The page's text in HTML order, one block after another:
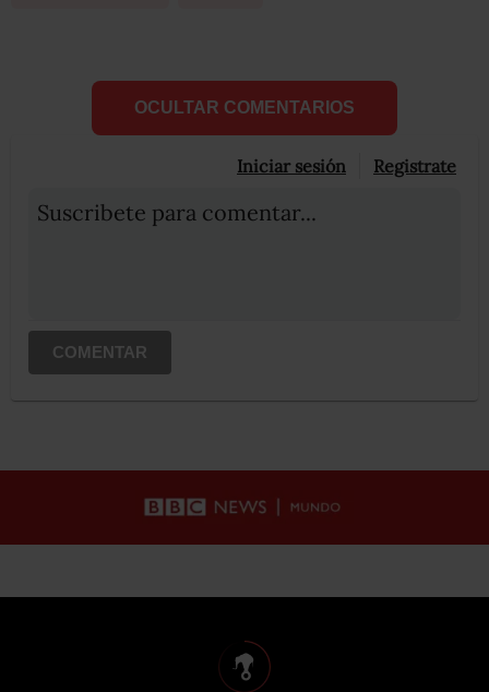
OCULTAR COMENTARIOS
Iniciar sesión Registrate
Suscribete para comentar...
COMENTAR